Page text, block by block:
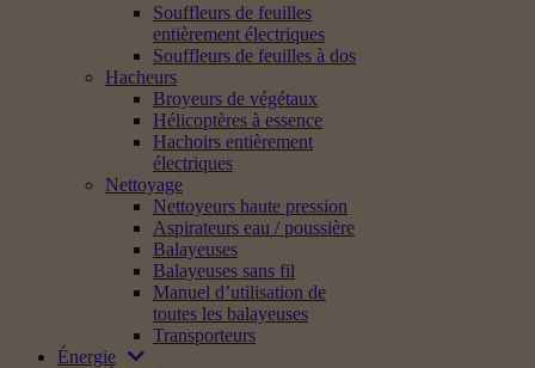
Souffleurs de feuilles
entièrement électriques
Souffleurs de feuilles à dos
Hacheurs
Broyeurs de végétaux
Hélicoptères à essence
Hachoirs entièrement
électriques
Nettoyage
Nettoyeurs haute pression
Aspirateurs eau / poussière
Balayeuses
Balayeuses sans fil
Manuel d’utilisation de
toutes les balayeuses
Transporteurs
Énergie